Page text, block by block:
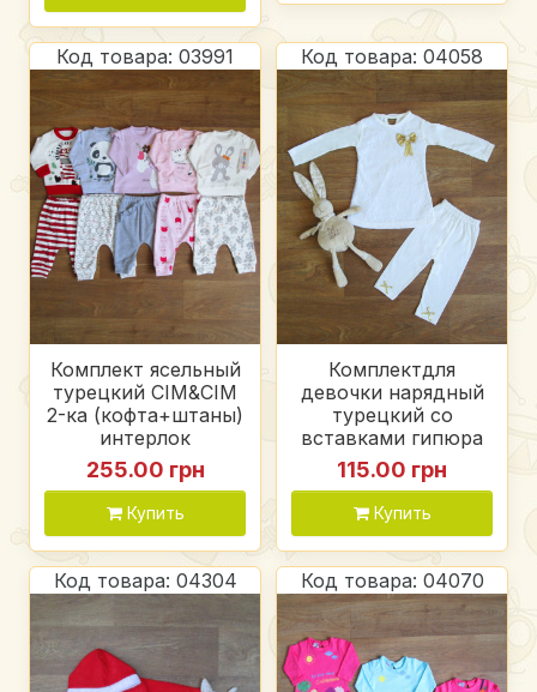
Код товара: 03991
Комплект ясельный
турецкий CIM&CIM
2-ка (кофта+штаны)
интерлок
255.00 грн
Купить
Код товара: 04058
Комплектдля
девочки нарядный
турецкий со
вставками гипюра
115.00 грн
Купить
Код товара: 04304 Код товара: 04070